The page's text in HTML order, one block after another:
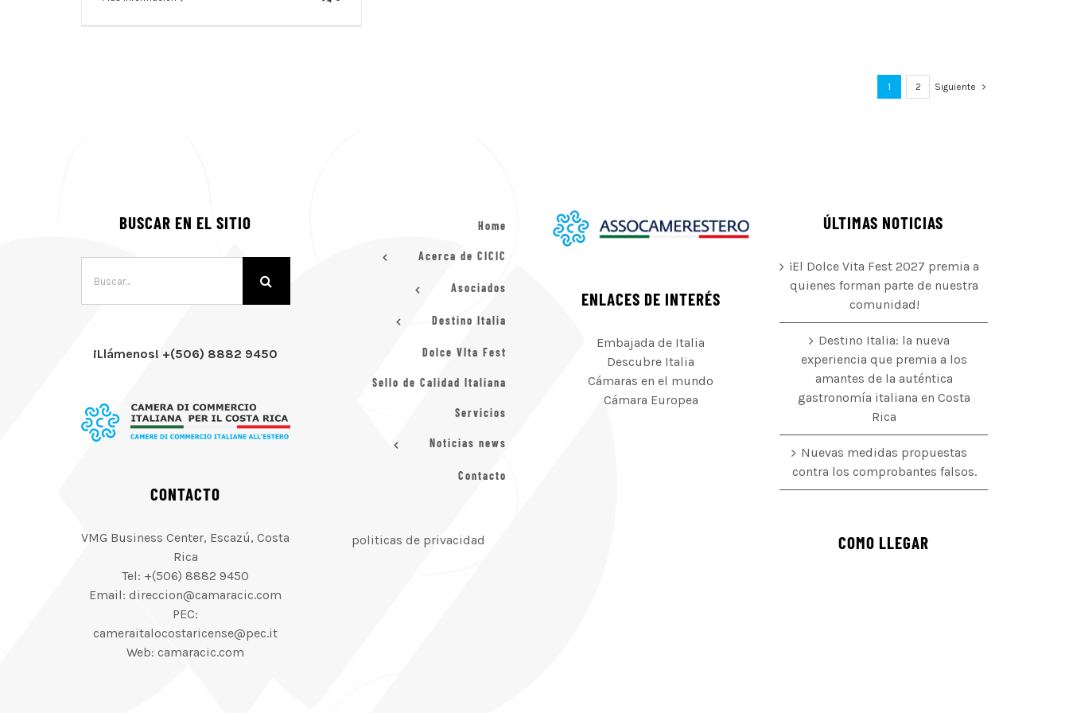
1 2 Siguiente
BUSCAR EN EL SITIO
¡Llámenos! +(506) 8882 9450
CONTACTO
VMG Business Center, Escazú, Costa
Rica
Tel: +(506) 8882 9450
Email: direccion@camaracic.com
PEC:
cameraitalocostaricense@pec.it
Web: camaracic.com
Home
Acerca de CICIC
Asociados
Destino Italia
Dolce VIta Fest
Sello de Calidad Italiana
Servicios
Noticias news
Contacto
politicas de privacidad
ENLACES DE INTERÉS
Embajada de Italia
Descubre Italia
Cámaras en el mundo
Cámara Europea
ÚLTIMAS NOTICIAS
¡El Dolce Vita Fest 2027 premia a
quienes forman parte de nuestra
comunidad!
Destino Italia: la nueva
experiencia que premia a los
amantes de la auténtica
gastronomía italiana en Costa
Rica
Nuevas medidas propuestas
contra los comprobantes falsos.
COMO LLEGAR